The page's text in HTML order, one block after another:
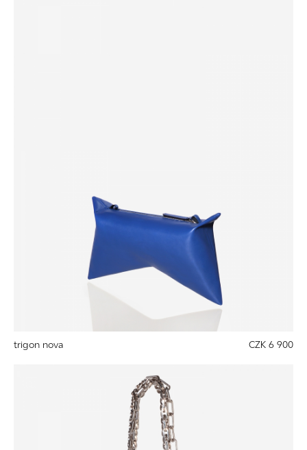
trigon nova CZK 6 900